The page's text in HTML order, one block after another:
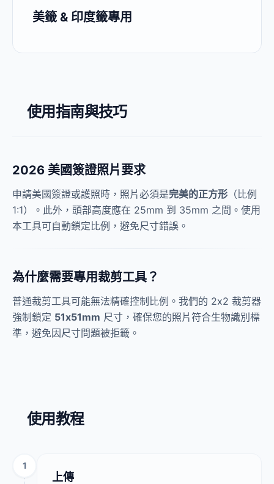
美籤 & 印度籤專用
使用指南與技巧
2026 美國簽證照片要求
申請美國簽證或護照時，照片必須是完美的正方形 （比例
1:1）。此外，頭部高度應在 25mm 到 35mm 之間。使用
本工具可自動鎖定比例，避免尺寸錯誤。
為什麼需要專用裁剪工具？
普通裁剪工具可能無法精確控制比例。我們的 2x2 裁剪器
強制鎖定 51x51mm 尺寸，確保您的照片符合生物識別標
準，避免因尺寸問題被拒籤。
使用教程
1
上傳